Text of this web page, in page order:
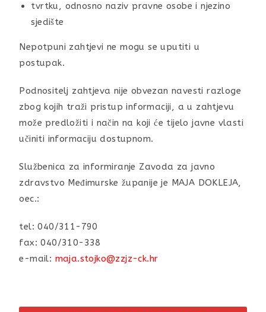
tvrtku, odnosno naziv pravne osobe i njezino
sjedište
Nepotpuni zahtjevi ne mogu se uputiti u
postupak.
Podnositelj zahtjeva nije obvezan navesti razloge
zbog kojih traži pristup informaciji, a u zahtjevu
može predložiti i način na koji će tijelo javne vlasti
učiniti informaciju dostupnom.
Službenica za informiranje Zavoda za javno
zdravstvo Međimurske županije je MAJA DOKLEJA,
oec.:
tel: 040/311-790
fax: 040/310-338
e-mail: maja.stojko@zzjz-ck.hr